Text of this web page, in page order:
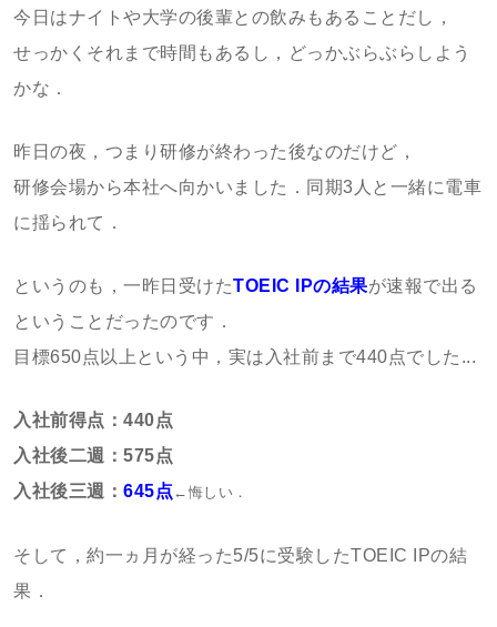
今日はナイトや大学の後輩との飲みもあることだし，
せっかくそれまで時間もあるし，どっかぶらぶらしよう
かな．
昨日の夜，つまり研修が終わった後なのだけど，
研修会場から本社へ向かいました．同期3人と一緒に電車
に揺られて．
というのも，一昨日受けたTOEIC IPの結果が速報で出る
ということだったのです．
目標650点以上という中，実は入社前まで440点でした...
入社前得点：440点
入社後二週：575点
入社後三週： 645点 ←悔しい．
そして，約一ヵ月が経った5/5に受験したTOEIC IPの結
果．